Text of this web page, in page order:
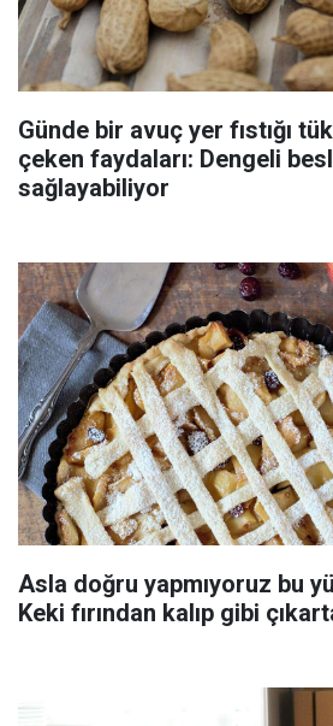
Günde bir avuç yer fıstığı
çeken faydaları: Dengeli
sağlayabiliyor
Asla doğru yapmıyoruz bu
Keki fırından kalıp gibi